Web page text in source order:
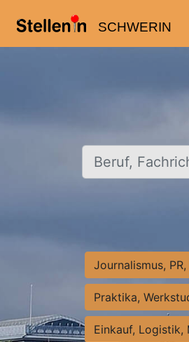
SCHWERIN
Beruf, Fachrichtung,
Journalismus,
Praktika,
Einkauf,